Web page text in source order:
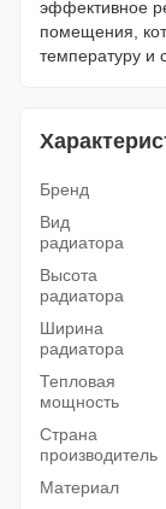
эффективное
помещения,
температуру и
Бренд
Вид
радиатора
Высота
радиатора
Ширина
радиатора
Тепловая
мощность
Страна
производитель
Материал